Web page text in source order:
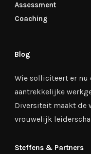
Assessment
Coaching
Blog
Wie solliciteert er
aantrekkelijke
Diversiteit maakt de
vrouwelijk
Steffens & Partners